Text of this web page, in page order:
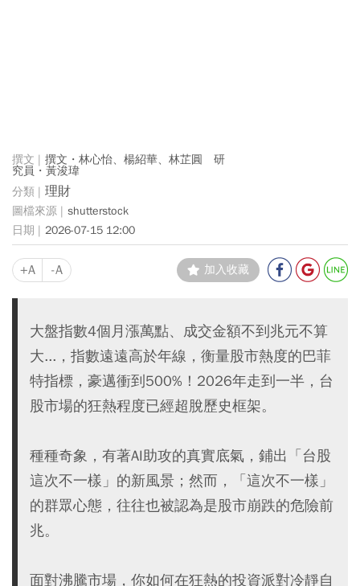
撰文・林心怡、楊紹華、林芷圓 研
究員・黃浚瑋
理財
shutterstock
2026-07-15 12:00
+A -A 加入收藏
大盤指數4個月漲萬點、成交金額不到兆元不算
大...，指數遠遠高於年線，衡量股市熱度的巴菲
特指標，豪邁衝到500%！2026年走到一半，台
股市場的狂熱程度已經超脫歷史框架。
種種奇象，有著AI助攻的真實底氣，鋪出「台股
這次不一樣」的新風景；然而，「這次不一樣」
的群眾心態，往往也被認為是股市崩跌的危險前
兆。
面對沸騰市場，你如何在狂熱的投資派對冷靜自